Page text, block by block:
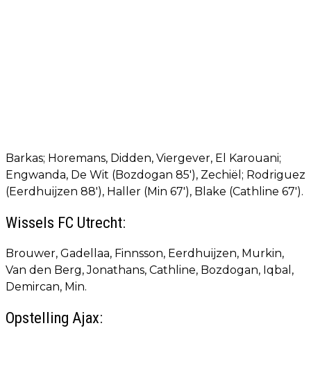
Barkas; Horemans, Didden, Viergever, El Karouani;
Engwanda, De Wit (Bozdogan 85'), Zechiël; Rodriguez
(Eerdhuijzen 88'), Haller (Min 67'), Blake (Cathline 67').
Wissels FC Utrecht:
Brouwer, Gadellaa, Finnsson, Eerdhuijzen, Murkin,
Van den Berg, Jonathans, Cathline, Bozdogan, Iqbal,
Demircan, Min.
Opstelling Ajax: